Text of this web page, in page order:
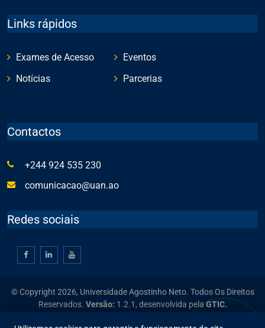
Links rápidos
Exames de Acesso
Notícias
Eventos
Parcerias
Contactos
+244 924 535 230
comunicacao@uan.ao
Redes sociais
© Copyright 2026, Universidade Agostinho Neto. Todos Os Direitos
Reservados. Versão: 1.2.1, desenvolvida pela GTIC.